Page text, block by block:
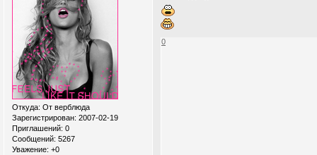
Откуда: От верблюда
Зарегистрирован: 2007-02-19
Приглашений: 0
Сообщений: 5267
Уважение: +0
0